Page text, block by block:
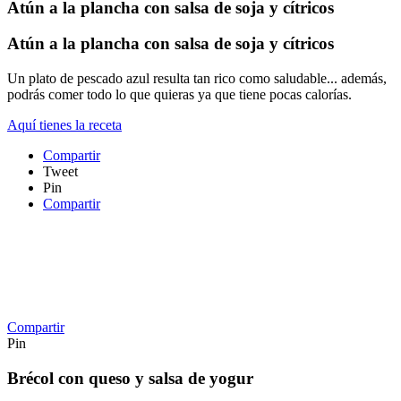
Atún a la plancha con salsa de soja y cítricos
Atún a la plancha con salsa de soja y cítricos
Un plato de pescado azul resulta tan rico como saludable... además,
podrás comer todo lo que quieras ya que tiene pocas calorías.
Aquí tienes la receta
Compartir
Tweet
Pin
Compartir
Compartir
Pin
Brécol con queso y salsa de yogur